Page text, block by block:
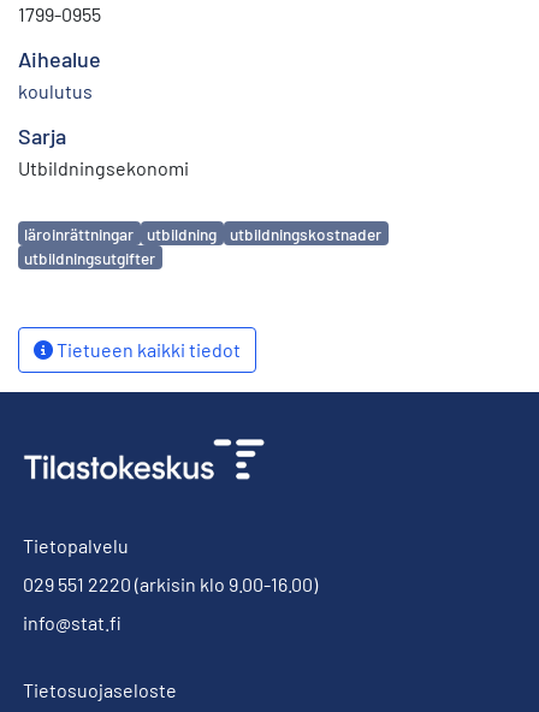
1799-0955
Aihealue
koulutus
Sarja
Utbildningsekonomi
Avainsanat
läroinrättningar utbildning
utbildningskostnader
utbildningsutgifter
Tietueen kaikki tiedot
Tietopalvelu
029 551 2220 (arkisin klo 9.00-16.00)
info@stat.fi
Tietosuojaseloste